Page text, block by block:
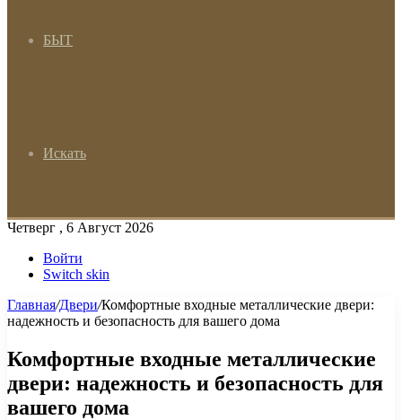
БЫТ
Искать
Четверг , 6 Август 2026
Войти
Switch skin
Главная/Двери/Комфортные входные металлические двери:
надежность и безопасность для вашего дома
Комфортные входные металлические
двери: надежность и безопасность для
вашего дома